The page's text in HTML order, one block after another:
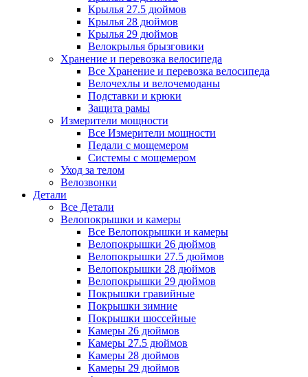
Крылья 27.5 дюймов
Крылья 28 дюймов
Крылья 29 дюймов
Велокрылья брызговики
Хранение и перевозка велосипеда
Все Хранение и перевозка велосипеда
Велочехлы и велочемоданы
Подставки и крюки
Защита рамы
Измерители мощности
Все Измерители мощности
Педали с мощемером
Системы с мощемером
Уход за телом
Велозвонки
Детали
Все Детали
Велопокрышки и камеры
Все Велопокрышки и камеры
Велопокрышки 26 дюймов
Велопокрышки 27.5 дюймов
Велопокрышки 28 дюймов
Велопокрышки 29 дюймов
Покрышки гравийные
Покрышки зимние
Покрышки шоссейные
Камеры 26 дюймов
Камеры 27.5 дюймов
Камеры 28 дюймов
Камеры 29 дюймов